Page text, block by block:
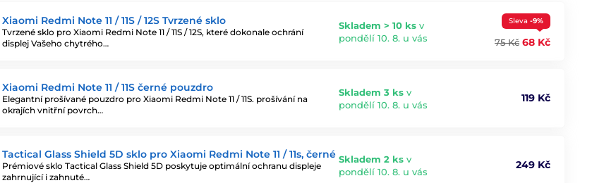
Xiaomi Redmi Note 11 / 11S / 12S Tvrzené sklo
Tvrzené sklo pro Xiaomi Redmi Note 11 / 11S / 12S, které dokonale ochrání
displej Vašeho chytrého…
Skladem > 10 ks v
pondělí 10. 8. u vás
Sleva -9%
75 Kč 68 Kč
Xiaomi Redmi Note 11 / 11S černé pouzdro
Elegantní prošívané pouzdro pro Xiaomi Redmi Note 11 / 11S. prošívání na
okrajích vnitřní povrch…
Skladem 3 ks v
pondělí 10. 8. u vás
119 Kč
Tactical Glass Shield 5D sklo pro Xiaomi Redmi Note 11 / 11s, černé
Prémiové sklo Tactical Glass Shield 5D poskytuje optimální ochranu displeje
zahrnující i zahnuté…
Skladem 2 ks v
pondělí 10. 8. u vás
249 Kč